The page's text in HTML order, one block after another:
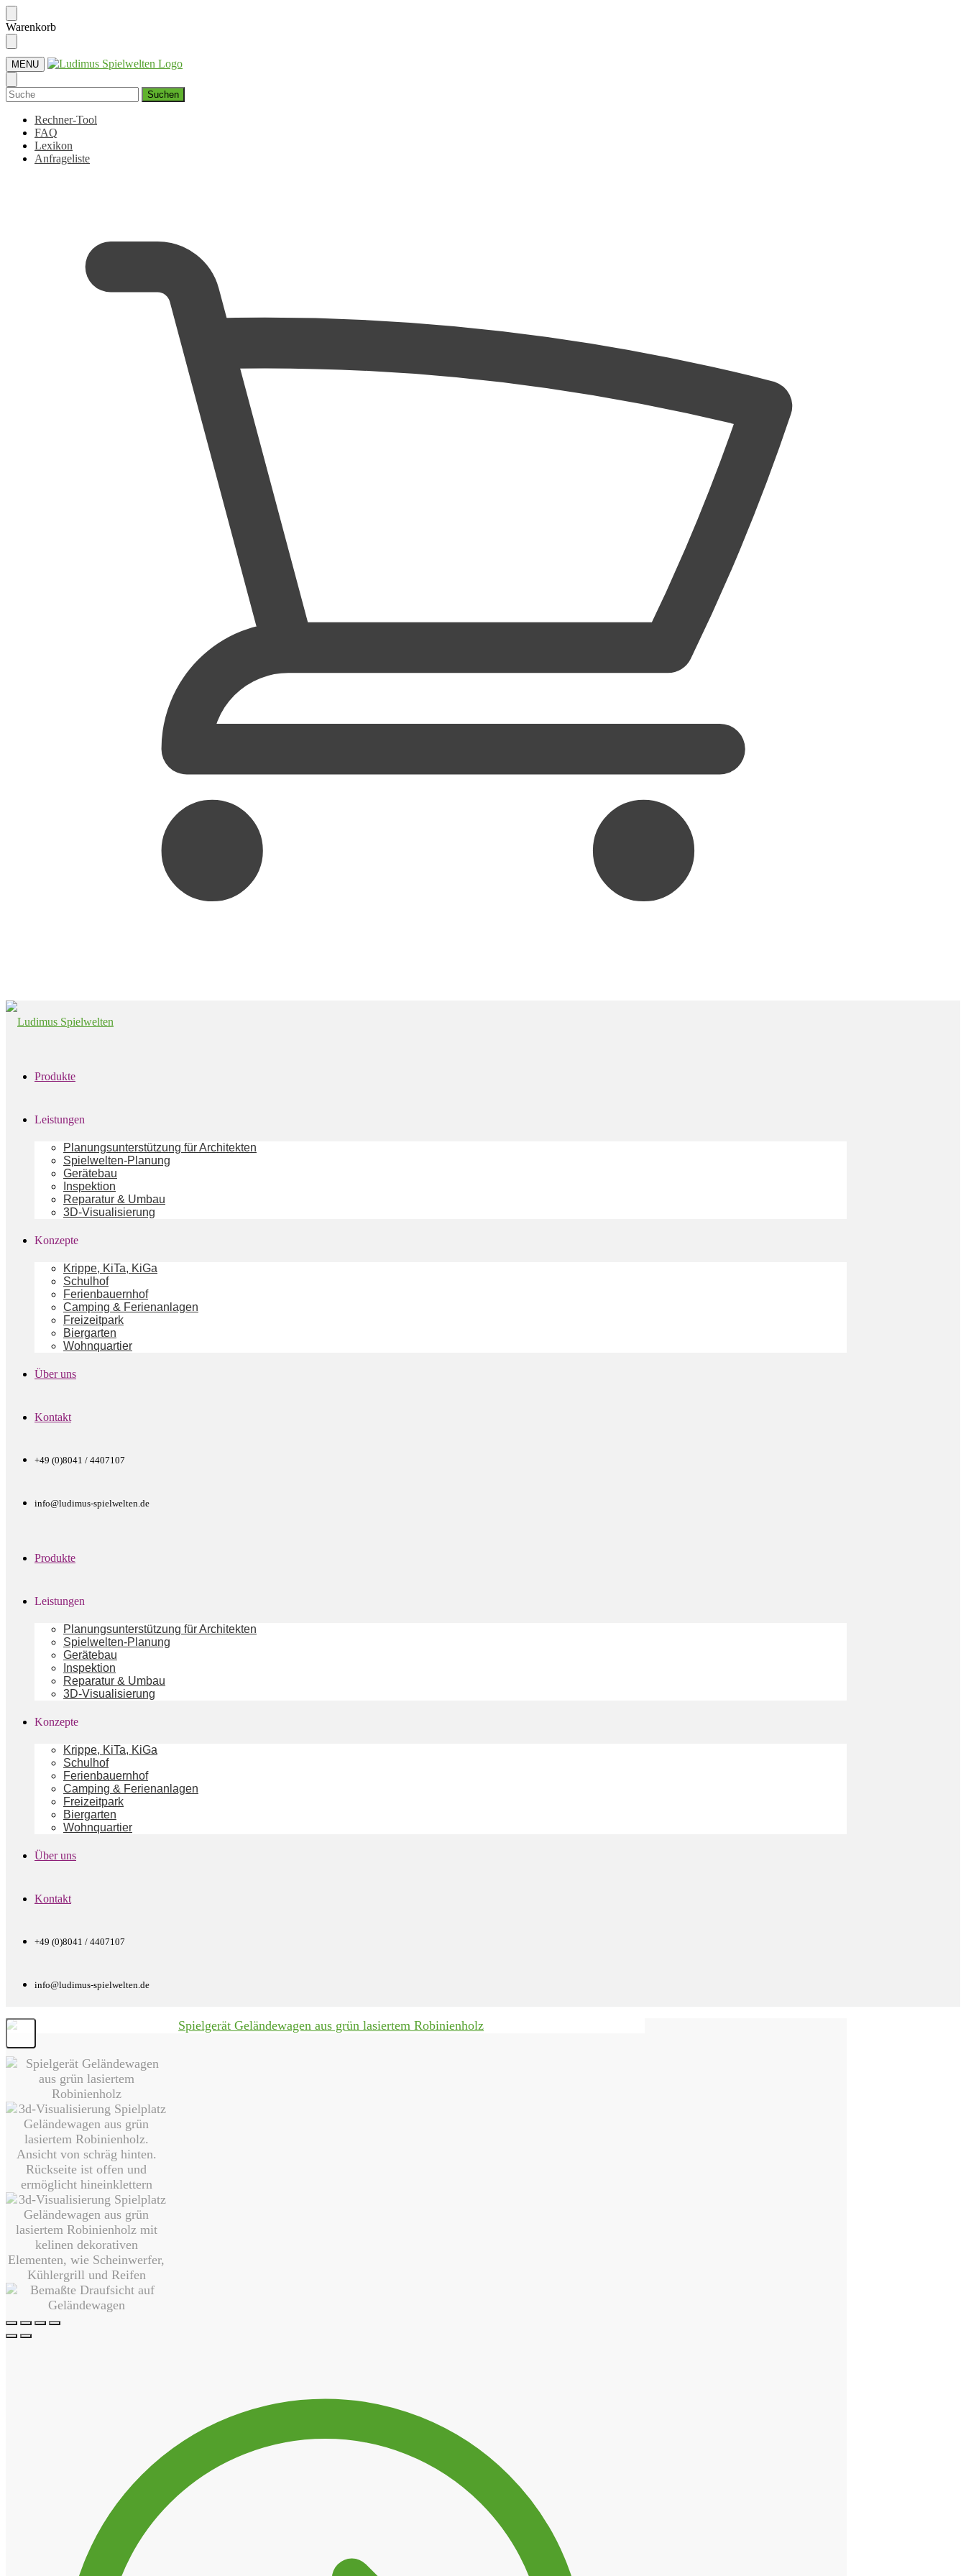
Skip
to
navigation
Skip
to
content
Warenkorb
MENU
Suchen
nach:
Rechner-Tool
FAQ
Lexikon
Anfrageliste
Produkte
Leistungen
Planungsunterstützung für Architekten
Spielwelten-Planung
Gerätebau
Inspektion
Reparatur & Umbau
3D-Visualisierung
Konzepte
Krippe, KiTa, KiGa
Schulhof
Ferienbauernhof
Camping & Ferienanlagen
Freizeitpark
Biergarten
Wohnquartier
Über uns
Kontakt
+49 (0)8041 / 4407107
info@ludimus-spielwelten.de
Produkte
Leistungen
Planungsunterstützung für Architekten
Spielwelten-Planung
Gerätebau
Inspektion
Reparatur & Umbau
3D-Visualisierung
Konzepte
Krippe, KiTa, KiGa
Schulhof
Ferienbauernhof
Camping & Ferienanlagen
Freizeitpark
Biergarten
Wohnquartier
Über uns
Kontakt
+49 (0)8041 / 4407107
info@ludimus-spielwelten.de